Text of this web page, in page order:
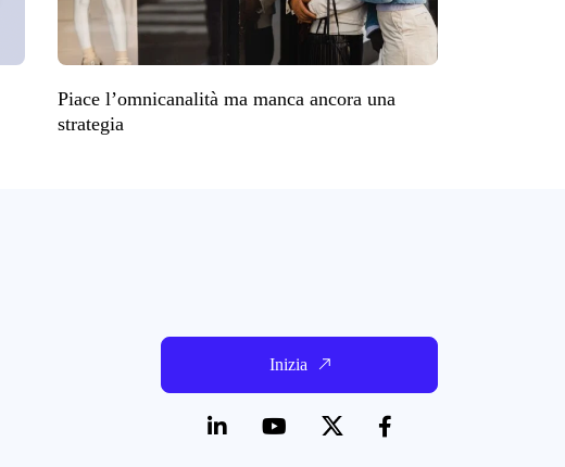
Piace l’omnicanalità ma manca ancora una
strategia
Inizia